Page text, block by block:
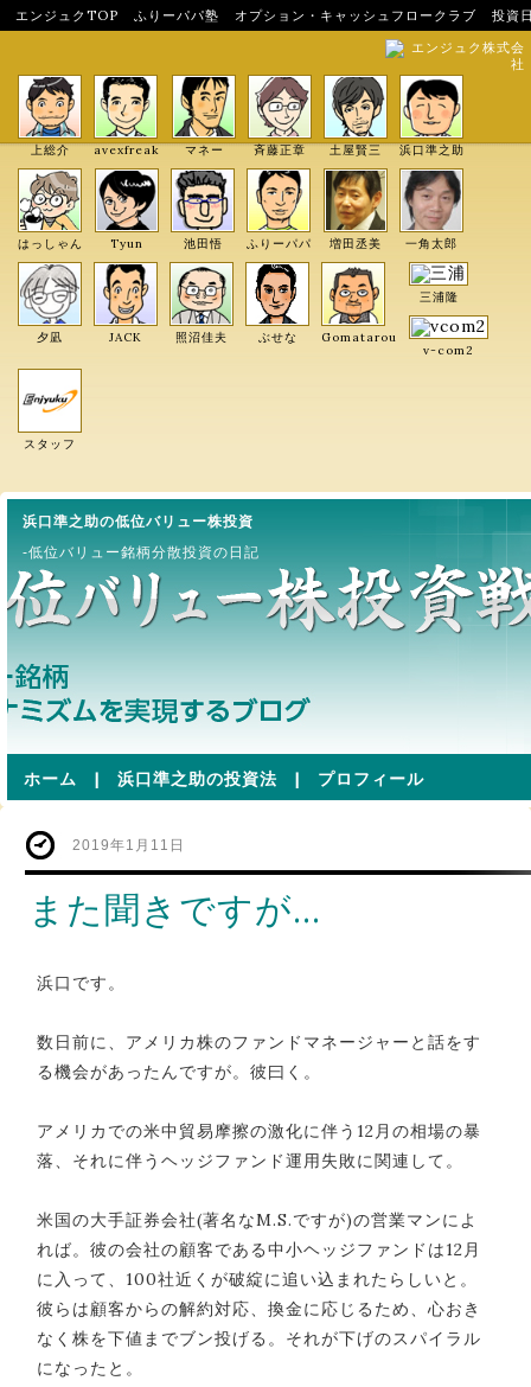
エンジュクTOP ふりーパパ塾 オプション・キャッシュフロークラブ
投資
エンジュク株式会
社
上総介 avexfreak マネー 斉藤正章 土屋賢三 浜口準之助
はっしゃん Tyun 池田悟 ふりーパパ 増田丞美 一角太郎
夕凪 JACK 照沼佳夫 ぶせな Gomatarou
三浦隆
v-com2
スタッフ
浜口準之助の低位バリュー株投資
-低位バリュー銘柄分散投資の日記
ホーム | 浜口準之助の投資法 | プロフィール
2019年1月11日
また聞きですが…
浜口です。
数日前に、アメリカ株のファンドマネージャーと話をす
る機会があったんですが。彼曰く。
アメリカでの米中貿易摩擦の激化に伴う12月の相場の暴
落、それに伴うヘッジファンド運用失敗に関連して。
米国の大手証券会社(著名なM.S.ですが)の営業マンによ
れば。彼の会社の顧客である中小ヘッジファンドは12月
に入って、100社近くが破綻に追い込まれたらしいと。
彼らは顧客からの解約対応、換金に応じるため、心おき
なく株を下値までブン投げる。それが下げのスパイラル
になったと。